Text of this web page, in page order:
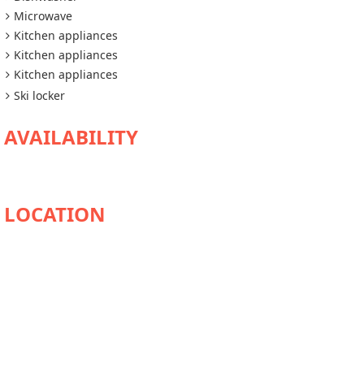
Microwave
Kitchen appliances
Kitchen appliances
Kitchen appliances
Ski locker
AVAILABILITY